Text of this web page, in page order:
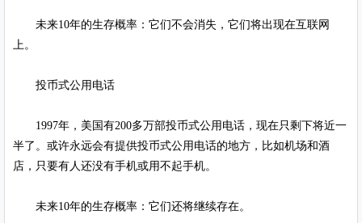
未来10年的生存概率：它们不会消失，它们将出现在互联网
上。
投币式公用电话
1997年，美国有200多万部投币式公用电话，现在只剩下将近一
半了。或许永远会有提供投币式公用电话的地方，比如机场和酒
店，只要有人还没有手机或用不起手机。
未来10年的生存概率：它们还将继续存在。